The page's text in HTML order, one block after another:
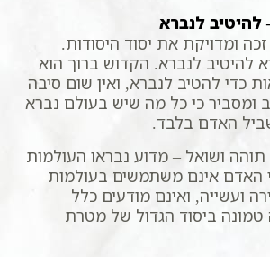
לנברא
ומדויקת את יסוד היסודות.
להיטיב לנברא. הקדוש ברוך הוא
כדי להטיב לנברא, ואין שום סיבה
ומסביר כי כל מה שיש בעולם נברא
האדם בלבד.
ושואל – מדוע נבראו העולמות
האדם אינם משתמשים בעולמות
ועשייה, ואינם מודעים כלל
ביסוד הגדול של מטרת